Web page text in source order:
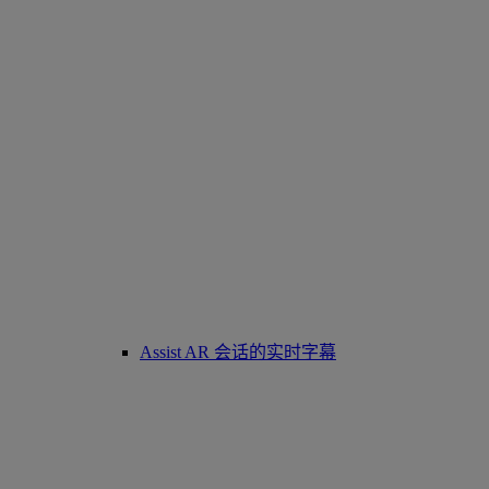
Assist AR 会话的实时字幕